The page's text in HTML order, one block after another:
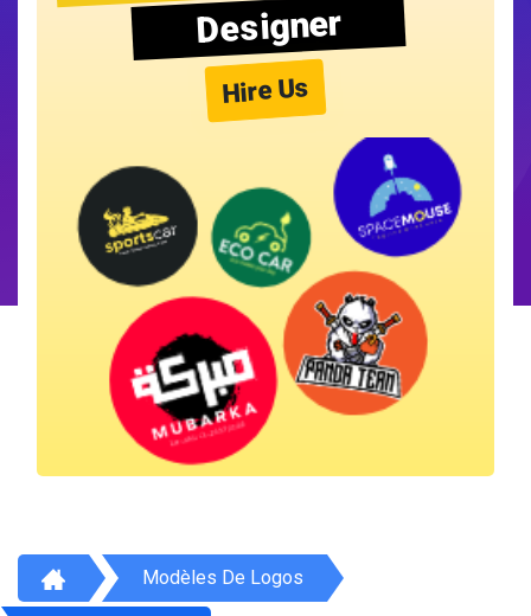
Designer
Hire Us
Modèles De Logos